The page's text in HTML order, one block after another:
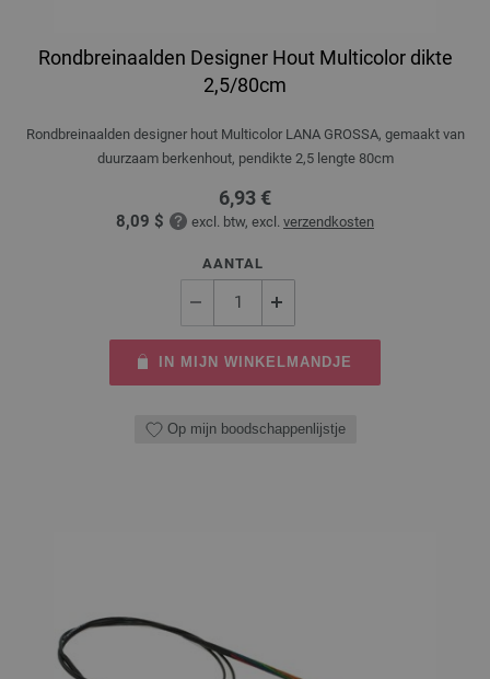
Rondbreinaalden Designer Hout Multicolor dikte
2,5/80cm
Rondbreinaalden designer hout Multicolor LANA GROSSA, gemaakt van
duurzaam berkenhout, pendikte 2,5 lengte 80cm
6,93 €
8,09 $ excl. btw, excl. verzendkosten
AANTAL
IN MIJN WINKELMANDJE
Op mijn boodschappenlijstje